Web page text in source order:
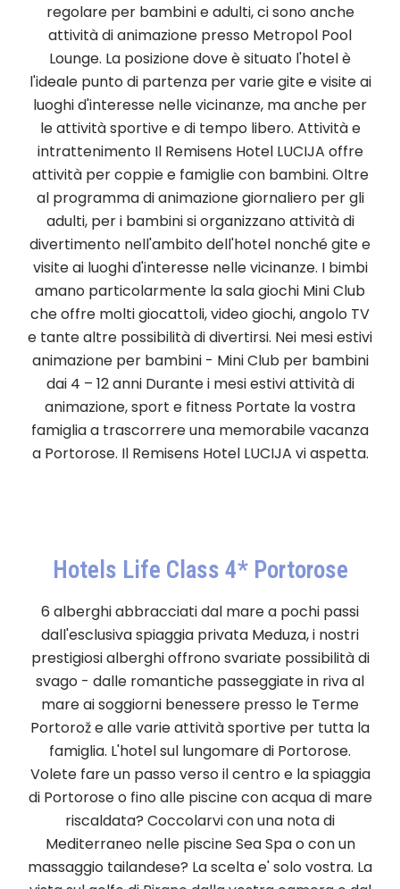
regolare per bambini e adulti, ci sono anche
attività di animazione presso Metropol Pool
Lounge. La posizione dove è situato l'hotel è
l'ideale punto di partenza per varie gite e visite ai
luoghi d'interesse nelle vicinanze, ma anche per
le attività sportive e di tempo libero. Attività e
intrattenimento Il Remisens Hotel LUCIJA offre
attività per coppie e famiglie con bambini. Oltre
al programma di animazione giornaliero per gli
adulti, per i bambini si organizzano attività di
divertimento nell'ambito dell'hotel nonché gite e
visite ai luoghi d'interesse nelle vicinanze. I bimbi
amano particolarmente la sala giochi Mini Club
che offre molti giocattoli, video giochi, angolo TV
e tante altre possibilità di divertirsi. Nei mesi estivi
animazione per bambini - Mini Club per bambini
dai 4 – 12 anni Durante i mesi estivi attività di
animazione, sport e fitness Portate la vostra
famiglia a trascorrere una memorabile vacanza
a Portorose. Il Remisens Hotel LUCIJA vi aspetta.
Hotels Life Class 4* Portorose
6 alberghi abbracciati dal mare a pochi passi
dall'esclusiva spiaggia privata Meduza, i nostri
prestigiosi alberghi offrono svariate possibilità di
svago - dalle romantiche passeggiate in riva al
mare ai soggiorni benessere presso le Terme
Portorož e alle varie attività sportive per tutta la
famiglia. L'hotel sul lungomare di Portorose.
Volete fare un passo verso il centro e la spiaggia
di Portorose o fino alle piscine con acqua di mare
riscaldata? Coccolarvi con una nota di
Mediterraneo nelle piscine Sea Spa o con un
massaggio tailandese? La scelta e' solo vostra. La